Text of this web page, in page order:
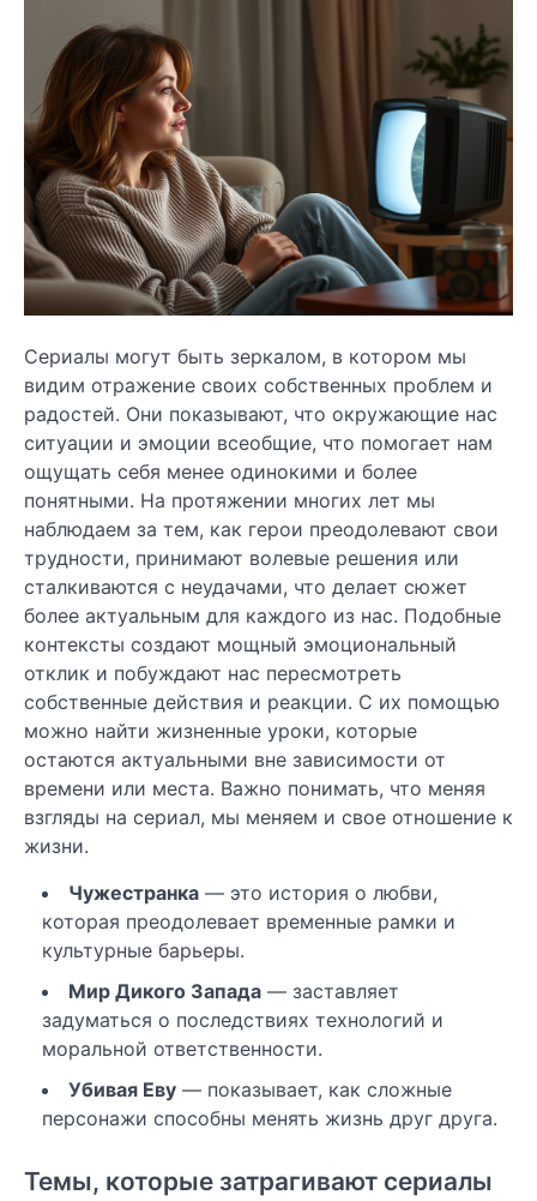
Сериалы могут быть зеркалом, в котором мы
видим отражение своих собственных проблем и
радостей. Они показывают, что окружающие нас
ситуации и эмоции всеобщие, что помогает нам
ощущать себя менее одинокими и более
понятными. На протяжении многих лет мы
наблюдаем за тем, как герои преодолевают свои
трудности, принимают волевые решения или
сталкиваются с неудачами, что делает сюжет
более актуальным для каждого из нас. Подобные
контексты создают мощный эмоциональный
отклик и побуждают нас пересмотреть
собственные действия и реакции. С их помощью
можно найти жизненные уроки, которые
остаются актуальными вне зависимости от
времени или места. Важно понимать, что меняя
взгляды на сериал, мы меняем и свое отношение к
жизни.
Чужестранка — это история о любви,
которая преодолевает временные рамки и
культурные барьеры.
Мир Дикого Запада — заставляет
задуматься о последствиях технологий и
моральной ответственности.
Убивая Еву — показывает, как сложные
персонажи способны менять жизнь друг друга.
Темы, которые затрагивают сериалы